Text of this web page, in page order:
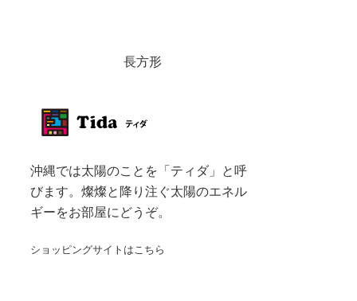
長方形
沖縄では太陽のことを「ティダ」と呼
びます。燦燦と降り注ぐ太陽のエネル
ギーをお部屋にどうぞ。
ショッピングサイトはこちら